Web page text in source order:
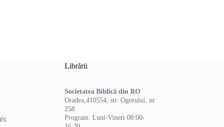
Librării
Societatea Biblică din RO
Oradea,410554, str. Ogorului, nr
258
Program: Luni-Vineri 08:00-